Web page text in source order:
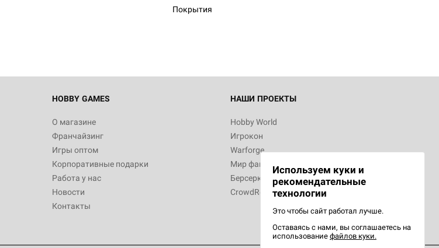
Покрытия
HOBBY GAMES
О магазине
Франчайзинг
Игры оптом
Корпоративные подарки
Работа у нас
Новости
Контакты
НАШИ ПРОЕКТЫ
Hobby World
Игрокон
Warforge
Мир фантастики
Берсерк
CrowdRepublic
Используем куки и
рекомендательные
технологии
Это чтобы сайт работал лучше.
Оставаясь с нами, вы соглашаетесь на
использование файлов куки.